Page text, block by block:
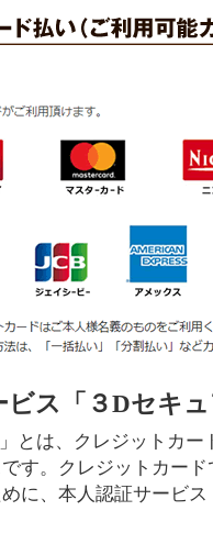
ビス「３Dセキ
」とは、クレジットカ
す。クレジットカー
に、本人認証サービ